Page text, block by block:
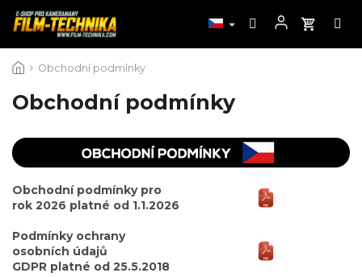
na
Obchodní podmínky
Obchodní podmínky
Obchodní podmínky pro
rok 2026 platné od 1.1.2026
Podmínky ochrany
osobních údajů
GDPR platné od 25.5.2018